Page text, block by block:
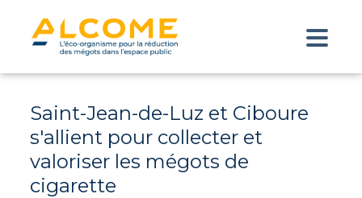
Saint-Jean-de-Luz et Ciboure
s'allient pour collecter et
valoriser les mégots de
cigarette